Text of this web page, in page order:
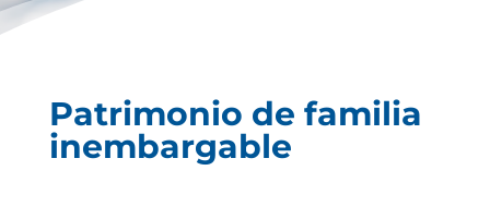
Patrimonio de familia
inembargable